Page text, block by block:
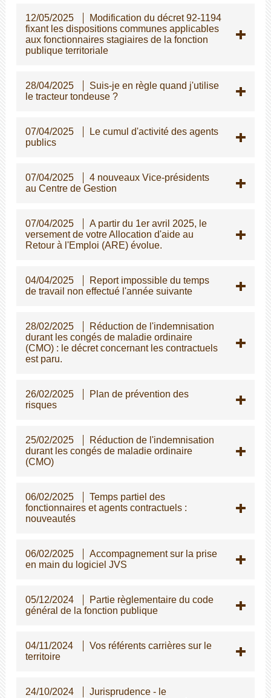
12/05/2025
Modification du décret 92-1194
fixant les dispositions communes applicables
aux fonctionnaires stagiaires de la fonction
publique territoriale
28/04/2025
Suis-je en règle quand j'utilise
le tracteur tondeuse ?
07/04/2025
Le cumul d'activité des agents
publics
07/04/2025
4 nouveaux Vice-présidents
au Centre de Gestion
07/04/2025
A partir du 1er avril 2025, le
versement de votre Allocation d'aide au
Retour à l'Emploi (ARE) évolue.
04/04/2025
Report impossible du temps
de travail non effectué l'année suivante
28/02/2025
Réduction de l'indemnisation
durant les congés de maladie ordinaire
(CMO) : le décret concernant les contractuels
est paru.
26/02/2025
Plan de prévention des
risques
25/02/2025
Réduction de l'indemnisation
durant les congés de maladie ordinaire
(CMO)
06/02/2025
Temps partiel des
fonctionnaires et agents contractuels :
nouveautés
06/02/2025
Accompagnement sur la prise
en main du logiciel JVS
05/12/2024
Partie règlementaire du code
général de la fonction publique
04/11/2024
Vos référents carrières sur le
territoire
24/10/2024
Jurisprudence - le